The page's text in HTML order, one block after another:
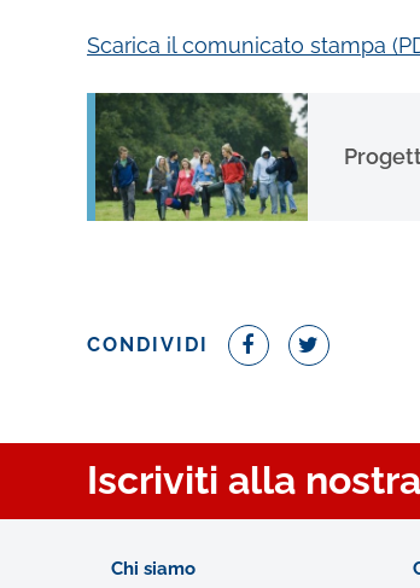
Scarica il comunicato stampa
CONDIVIDI
Iscriviti alla
Chi siamo